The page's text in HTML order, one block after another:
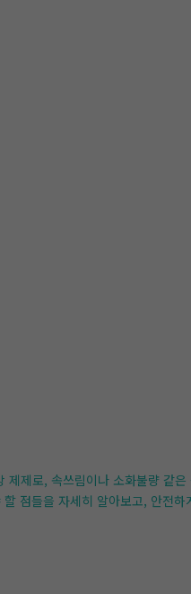
제로, 속쓰림이나 소화불량 같
점들을 자세히 알아보고, 안전